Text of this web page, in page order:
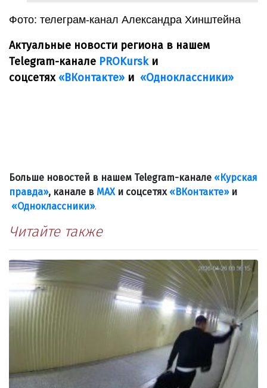
Фото: телеграм-канал Александра Хинштейна
Актуальные новости региона в нашем
Telegram-канале PROKurskи
соцсетях «ВКонтакте» и «Одноклассники»
Больше новостей в нашем Telegram-канале «Курская
правда», канале в МАХи соцсетях «ВКонтакте»и
«Одноклассники».
Читайте также